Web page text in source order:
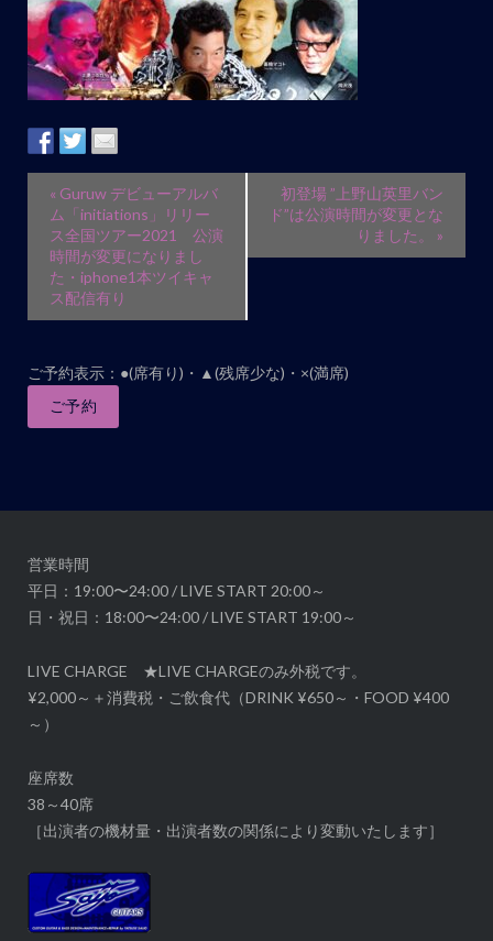
ゲ
ー
シ
« Guruw デビューアルバ
ム「initiations」リリー
ス全国ツアー2021 公演
時間が変更になりまし
た・iphone1本ツイキャ
ス配信有り
初登場 ”上野山英里バン
ド”は公演時間が変更とな
りました。 »
ご予約表示：●(席有り)・▲(残席少な)・×(満席)
ご予約
営業時間
平日：19:00〜24:00 / LIVE START 20:00～
日・祝日：18:00〜24:00 / LIVE START 19:00～
LIVE CHARGE ★LIVE CHARGEのみ外税です。
¥2,000～＋消費税・ご飲食代（DRINK ¥650～・FOOD ¥400
～）
座席数
38～40席
［出演者の機材量・出演者数の関係により変動いたします］